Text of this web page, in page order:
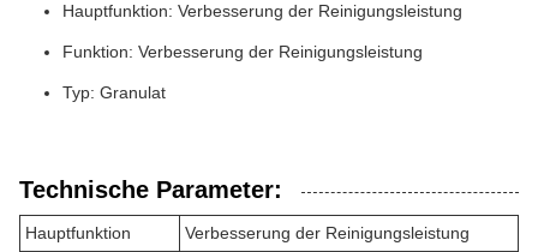
Hauptfunktion: Verbesserung der Reinigungsleistung
Funktion: Verbesserung der Reinigungsleistung
Typ: Granulat
Technische Parameter:
Hauptfunktion
Verbesserung der Reinigungsleistung